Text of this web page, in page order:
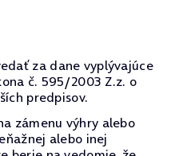
za dane vyplývajúce
č. 595/2003 Z.z. o
predpisov.
zámenu výhry alebo
alebo inej